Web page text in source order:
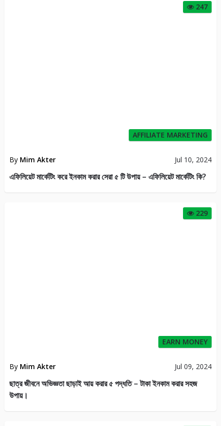
247
AFFILIATE MARKETING
By Mim Akter Jul 10, 2024
এফিলিয়েট মার্কেটিং করে ইনকাম করার সেরা ৫ টি উপায় – এফিলিয়েট মার্কেটিং কি?
229
EARN MONEY
By Mim Akter Jul 09, 2024
ছাত্র জীবনে অভিজ্ঞতা ছাড়াই আয় করার ৫ পদ্ধতি – টাকা ইনকাম করার সহজ
উপায়।